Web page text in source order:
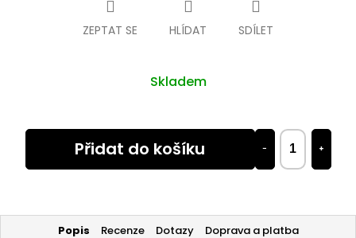
Skladem
+
−
Přidat do košíku
ZEPTAT SE HLÍDAT SDÍLET
Popis Recenze Dotazy Doprava a platba